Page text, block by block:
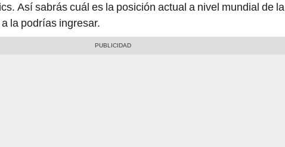
Así sabrás cuál es la posición actual a nivel mundial de la
la podrías ingresar.